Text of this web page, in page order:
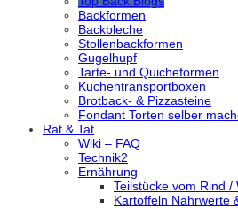
Backformen
Backbleche
Stollenbackformen
Gugelhupf
Tarte- und Quicheformen
Kuchentransportboxen
Brotback- & Pizzasteine
Fondant Torten selber
Rat & Tat
Wiki – FAQ
Technik2
Ernährung
Teilstücke vom Rind
Kartoffeln Nährwerte